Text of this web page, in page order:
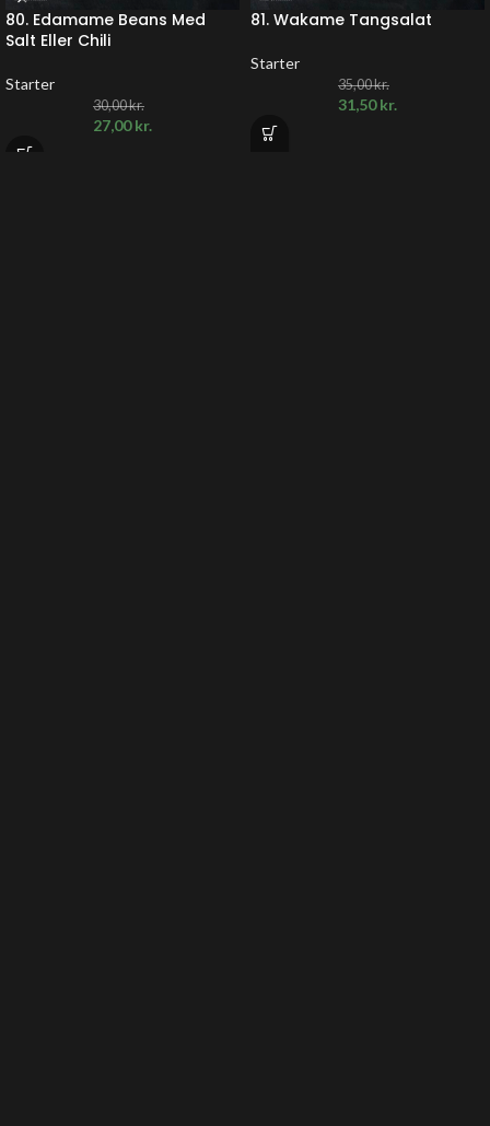
80. Edamame Beans Med
Salt Eller Chili
Starter
30,00kr.
27,00kr.
81. Wakame Tangsalat
Starter
35,00kr.
31,50kr.